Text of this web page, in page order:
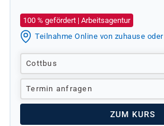
100 % gefördert | Arbeitsagentur
Teilnahme Online von zuhause
Cottbus
Termin anfragen
ZUM KURS